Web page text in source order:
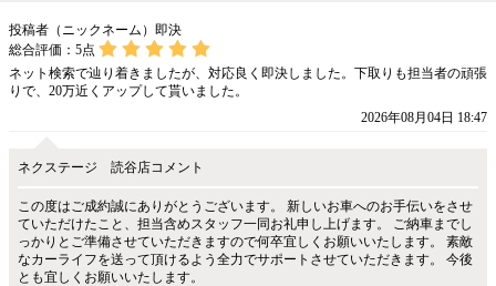
投稿者（ニックネーム）即決
総合評価： 5点
ネット検索で辿り着きましたが、対応良く即決しました。下取りも担当者の頑張
りで、20万近くアップして貰いました。
2026年08月04日 18:47
ネクステージ 読谷店コメント
この度はご成約誠にありがとうございます。 新しいお車へのお手伝いをさせ
ていただけたこと、担当含めスタッフ一同お礼申し上げます。 ご納車までし
っかりとご準備させていただきますので何卒宜しくお願いいたします。 素敵
なカーライフを送って頂けるよう全力でサポートさせていただきます。 今後
とも宜しくお願いいたします。